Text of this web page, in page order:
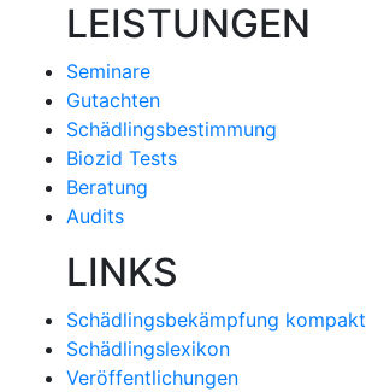
LEISTUNGEN
Seminare
Gutachten
Schädlingsbestimmung
Biozid Tests
Beratung
Audits
LINKS
Schädlingsbekämpfung kompakt
Schädlingslexikon
Veröffentlichungen